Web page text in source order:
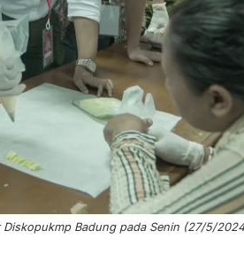
Badung pada Senin (27/5/